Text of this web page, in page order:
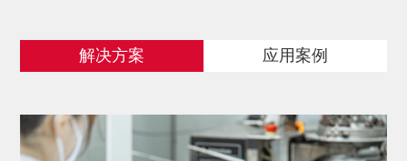
解决方案 应用案例